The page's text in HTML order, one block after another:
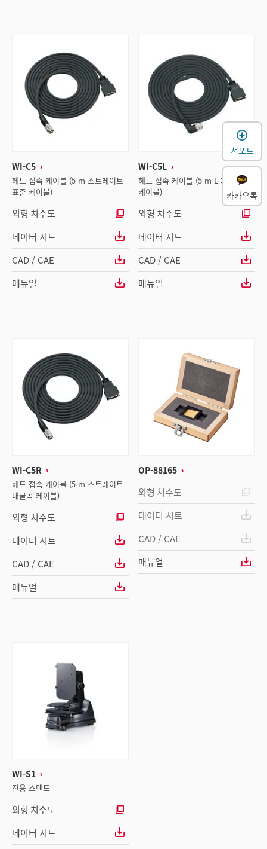
WI-C5
헤드 접속 케이블 (5 m 스트레이트
표준 케이블)
외형 치수도
데이터 시트
CAD / CAE
매뉴얼
WI-C5L
헤드 접속 케이블 (5 m L 자 표준
케이블)
외형 치수도
데이터 시트
CAD / CAE
매뉴얼
WI-C5R
헤드 접속 케이블 (5 m 스트레이트
내굴곡 케이블)
외형 치수도
데이터 시트
CAD / CAE
매뉴얼
OP-88165
외형 치수도
데이터 시트
CAD / CAE
매뉴얼
WI-S1
전용 스탠드
외형 치수도
데이터 시트
서포트
카카오톡